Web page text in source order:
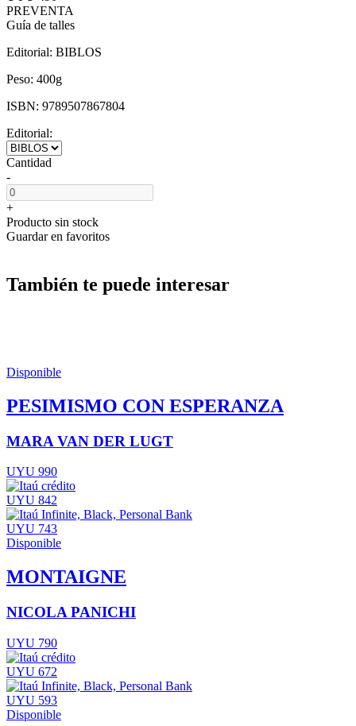
PREVENTA
Guía de talles
Editorial: BIBLOS
Peso: 400g
ISBN: 9789507867804
Editorial:
Cantidad
-
+
Producto sin stock
Guardar en favoritos
También te puede interesar
Disponible
PESIMISMO CON ESPERANZA
MARA VAN DER LUGT
UYU 990
UYU 842
UYU 743
Disponible
MONTAIGNE
NICOLA PANICHI
UYU 790
UYU 672
UYU 593
Disponible